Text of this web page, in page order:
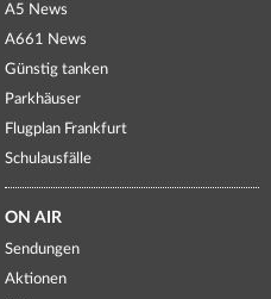
A5 News
A661 News
Günstig tanken
Parkhäuser
Flugplan Frankfurt
Schulausfälle
ON AIR
Sendungen
Aktionen